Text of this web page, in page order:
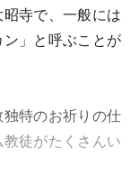
寺で、一般には
」と呼ぶことが
特のお祈りの仕
徒がたくさんい